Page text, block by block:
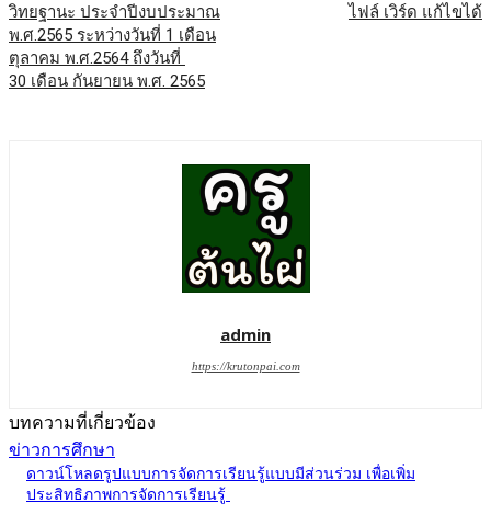
วิทยฐานะ ประจำปีงบประมาณ
พ.ศ.2565 ระหว่างวันที่ 1 เดือน
ตุลาคม พ.ศ.2564 ถึงวันที่
30 เดือน กันยายน พ.ศ. 2565
ไฟล์ เวิร์ด แก้ไขได้
admin
https://krutonpai.com
บทความที่เกี่ยวข้อง
ข่าวการศึกษา
ดาวน์โหลดรูปแบบการจัดการเรียนรู้แบบมีส่วนร่วม เพื่อเพิ่ม
ประสิทธิภาพการจัดการเรียนรู้